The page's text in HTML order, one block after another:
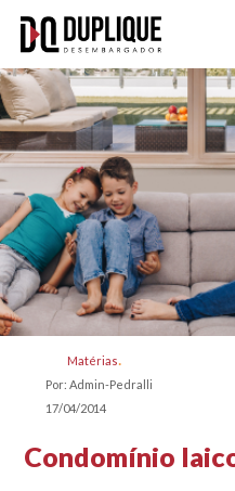
Matérias
Por: Admin-Pedralli
17/04/2014
Condomínio